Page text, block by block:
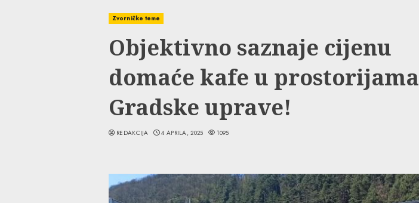
Zvorničke teme
Objektivno saznaje cijenu
domaće kafe u prostorijama
Gradske uprave!
REDAKCIJA 4 APRILA, 2025 1095